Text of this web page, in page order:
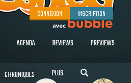
CONNEXION INSCRIPTION
AGENDA REVIEWS PREVIEWS
CHRONIQUES PLUS